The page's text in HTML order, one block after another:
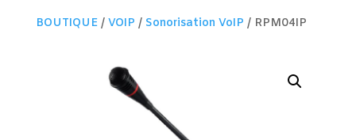
BOUTIQUE/ VOIP / Sonorisation VoIP / RPM04IP